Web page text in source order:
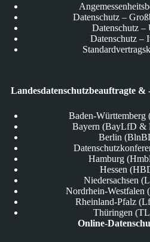
Datenschutz –
Datenschutz –
Datenschutz –
Landesdatenschutzbeauftragte &
Baden-
Bayern (BayLfD &
Berlin
Hamburg
Hessen
Niedersachsen
Nordrhein-
Rheinland-Pfalz
Thüringen
Online-